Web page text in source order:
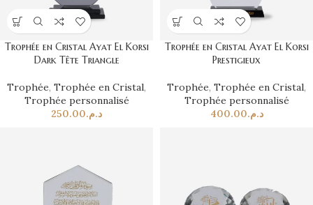
Trophée en Cristal Ayat El Korsi
Dark Tête Triangle
Trophée, Trophée en Cristal,
Trophée personnalisé
د.م.250.00
Trophée en Cristal Ayat El Korsi
Prestigieux
Trophée, Trophée en Cristal,
Trophée personnalisé
د.م.400.00